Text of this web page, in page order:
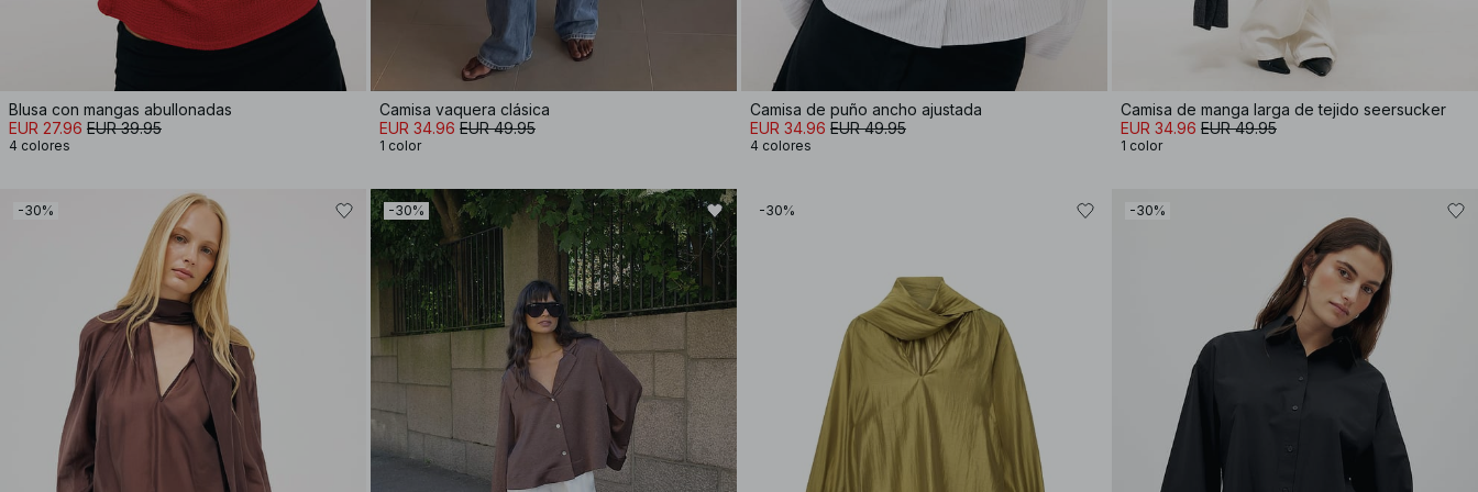
Blusa con mangas abullonadas
EUR 27.96 EUR 39.95
4 colores
Camisa vaquera clásica
EUR 34.96 EUR 49.95
1 color
Camisa de puño ancho ajustada
EUR 34.96 EUR 49.95
4 colores
Camisa de manga larga de tejido seersucker
EUR 34.96 EUR 49.95
1 color
-30% -30% -30% -30%